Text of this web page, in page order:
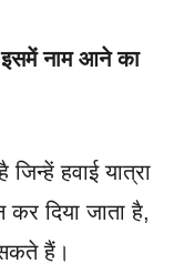
इसमें नाम आने का
हवाई यात्रा
दिया जाता है,
हैं।